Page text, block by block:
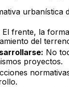
urbanística
El frente, la
del
No
proyectos.